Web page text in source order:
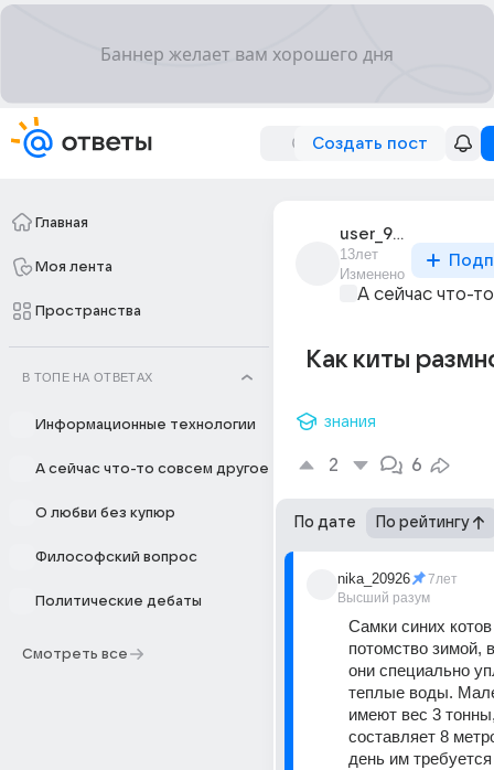
Создать пост
Главная
Моя лента
Пространства
В ТОПЕ НА ОТВЕТАХ
Информационные технологии
А сейчас что-то совсем другое
О любви без купюр
Философский вопрос
Политические дебаты
Смотреть все
user_98094752
13лет
Изменено
А сейчас что-
Как киты
знания
2 6
По дате По рейтингу
nika_20926
Высший разум
7лет
Самки синих
потомство зимой,
они специально
теплые воды.
имеют вес 3
составляет 8
день им